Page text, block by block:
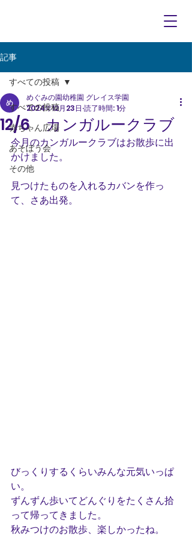
記事
すべての投稿
赤ちゃん広場
あそぼう会
その他
すべての投稿
12/6 カンガルークラブ
めぐみの園幼稚園 グレイス学園
2024年12月23日 読了時間: 1分
今月のカンガルークラブはお散歩に出
かけました。
見つけたものを入れるカバンを作っ
て、さあ出発。
びっくりするくらいみんな元気いっぱ
い。
ずんずん歩いてどんぐりをたくさん拾
って帰ってきました。
秋みつけのお散歩、楽しかったね。